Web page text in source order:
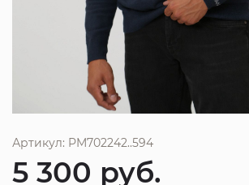
Артикул: PM702242..594
5 300 руб.